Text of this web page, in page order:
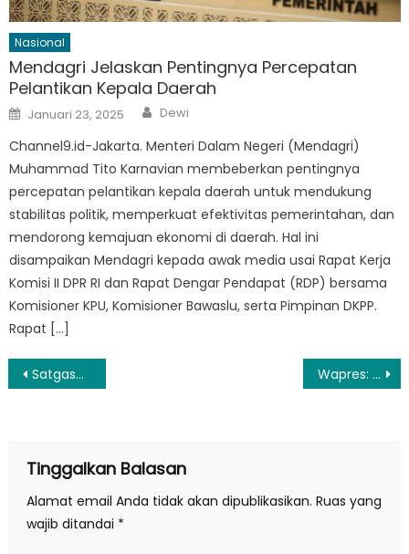
Nasional
Mendagri Jelaskan Pentingnya Percepatan
Pelantikan Kepala Daerah
Posted
on
Januari 23, 2025 Author
Dewi
Channel9.id-Jakarta. Menteri Dalam Negeri (Mendagri)
Muhammad Tito Karnavian membeberkan pentingnya
percepatan pelantikan kepala daerah untuk mendukung
stabilitas politik, memperkuat efektivitas pemerintahan, dan
mendorong kemajuan ekonomi di daerah. Hal ini
disampaikan Mendagri kepada awak media usai Rapat Kerja
Komisi II DPR RI dan Rapat Dengar Pendapat (RDP) bersama
Komisioner KPU, Komisioner Bawaslu, serta Pimpinan DKPP.
Rapat […]
Navigasi
Satgasus Tipikor Polri ke Sulsel Kaji Kelangkaan Minyak Goreng Wapres: Puasa Momentum Tingkatkan Taqarrub dan Introspeksi Diri
Tinggalkan Balasan
Alamat email Anda tidak akan dipublikasikan. Ruas yang
wajib ditandai *